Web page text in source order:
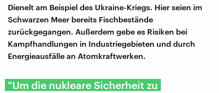
Dienelt am Beispiel des Ukraine-Kriegs. Hier seien im
Schwarzen Meer bereits Fischbestände
zurückgegangen. Außerdem gebe es Risiken bei
Kampfhandlungen in Industriegebieten und durch
Energieausfälle an Atomkraftwerken.
"Um die nukleare Sicherheit zu